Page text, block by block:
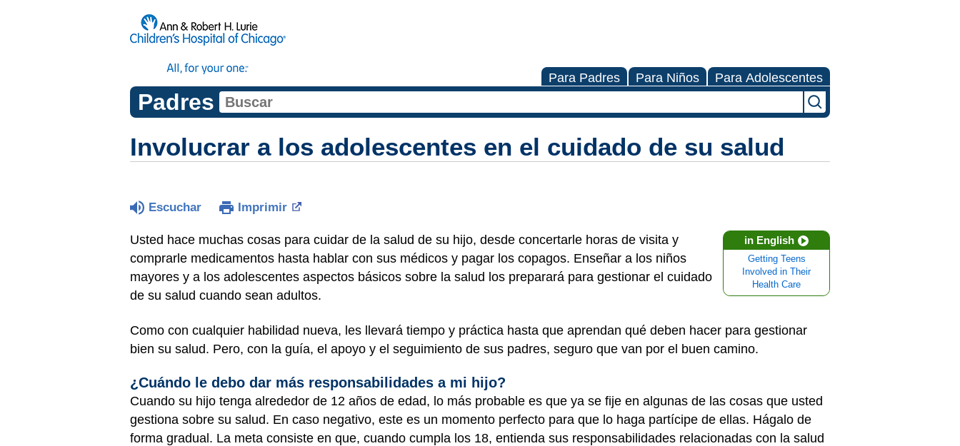
Para Padres Para Niños Para Adolescentes
Padres
Involucrar a los adolescentes en el cuidado de su salud
Escuchar Imprimir
in English
Getting Teens
Involved in Their
Health Care
Usted hace muchas cosas para cuidar de la salud de su hijo, desde concertarle horas de visita y
comprarle medicamentos hasta hablar con sus médicos y pagar los copagos. Enseñar a los niños
mayores y a los adolescentes aspectos básicos sobre la salud los preparará para gestionar el cuidado
de su salud cuando sean adultos.
Como con cualquier habilidad nueva, les llevará tiempo y práctica hasta que aprendan qué deben hacer para gestionar
bien su salud. Pero, con la guía, el apoyo y el seguimiento de sus padres, seguro que van por el buen camino.
¿Cuándo le debo dar más responsabilidades a mi hijo?
Cuando su hijo tenga alrededor de 12 años de edad, lo más probable es que ya se fije en algunas de las cosas que usted
gestiona sobre su salud. En caso negativo, este es un momento perfecto para que lo haga partícipe de ellas. Hágalo de
forma gradual. La meta consiste en que, cuando cumpla los 18, entienda sus responsabilidades relacionadas con la salud